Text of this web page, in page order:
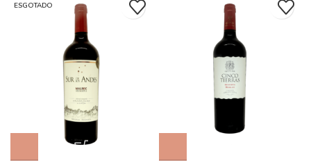
ESGOTADO